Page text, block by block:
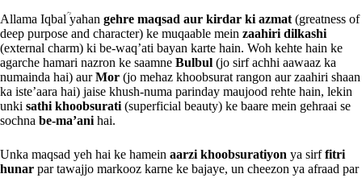
Allama Iqbalؒ yahan gehre maqsad aur kirdar ki azmat (greatness of
deep purpose and character) ke muqaable mein zaahiri dilkashi
(external charm) ki be-waq’ati bayan karte hain. Woh kehte hain ke
agarche hamari nazron ke saamne Bulbul (jo sirf achhi aawaaz ka
numainda hai) aurMor (jo mehaz khoobsurat rangon aur zaahiri shaan
ka iste’aara hai) jaise khush-numa parinday maujood rehte hain, lekin
unki sathi khoobsurati (superficial beauty) ke baare mein gehraai se
sochna be-ma’ani hai.
Unka maqsad yeh hai ke hamein aarzi khoobsuratiyon ya sirffitri
hunar par tawajjo markooz karne ke bajaye, un cheezon ya afraad par